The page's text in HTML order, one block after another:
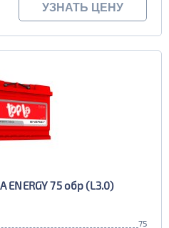
УЗНАТЬ ЦЕНУ
ENERGY 75 обр (L3.0)
75